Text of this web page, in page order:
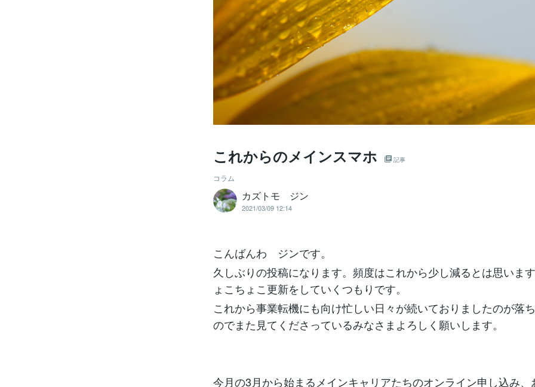
これからのメインスマホ 記事
コラム
カズトモ ジン
2021/03/09 12:14
こんばんわ ジンです。
久しぶりの投稿になります。頻度はこれから少し減るとは思いま
ょこちょこ更新をしていくつもりです。
これから事業転機にも向け忙しい日々が続いておりましたのが落
のでまた見てくださっているみなさまよろしく願いします。
今月の3月から始まるメインキャリアたちのオンライン申し込み、